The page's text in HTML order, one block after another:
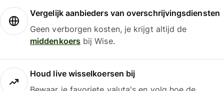
Vergelijk aanbieders van overschrijvingsdiensten
Geen verborgen kosten, je krijgt altijd de
middenkoersbij Wise.
Houd live wisselkoersen bij